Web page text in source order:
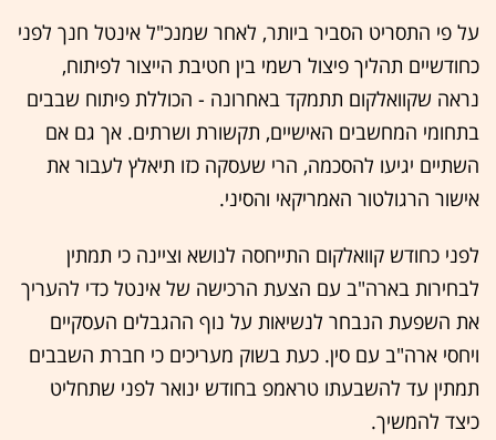
על פי התסריט הסביר ביותר, לאחר שמנכ"ל אינטל חנך לפני
כחודשיים תהליך פיצול רשמי בין חטיבת הייצור לפיתוח,
נראה שקוואלקום תתמקד באחרונה - הכוללת פיתוח שבבים
בתחומי המחשבים האישיים, תקשורת ושרתים. אך גם אם
השתיים יגיעו להסכמה, הרי שעסקה כזו תיאלץ לעבור את
אישור הרגולטור האמריקאי והסיני.
לפני כחודש קוואלקום התייחסה לנושא וציינה כי תמתין
לבחירות בארה"ב עם הצעת הרכישה של אינטל כדי להעריך
את השפעת הנבחר לנשיאות על נוף ההגבלים העסקיים
ויחסי ארה"ב עם סין. כעת בשוק מעריכים כי חברת השבבים
תמתין עד להשבעתו טראמפ בחודש ינואר לפני שתחליט
כיצד להמשיך.